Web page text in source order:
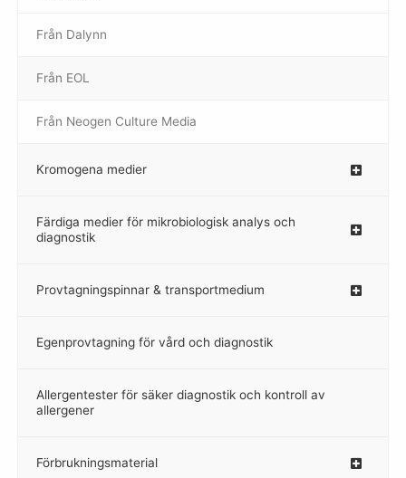
Från Dalynn
–
Från EOL
–
Från Neogen Culture Media
–
Kromogena medier
–
Färdiga medier för mikrobiologisk analys och
diagnostik
Provtagningspinnar & transportmedium
–
Egenprovtagning för vård och diagnostik
–
Allergentester för säker diagnostik och kontroll av
allergener
–
Förbrukningsmaterial